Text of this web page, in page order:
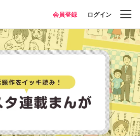
会員登録 ログイン
コ
ラ
探
ア
ンケー
トβ